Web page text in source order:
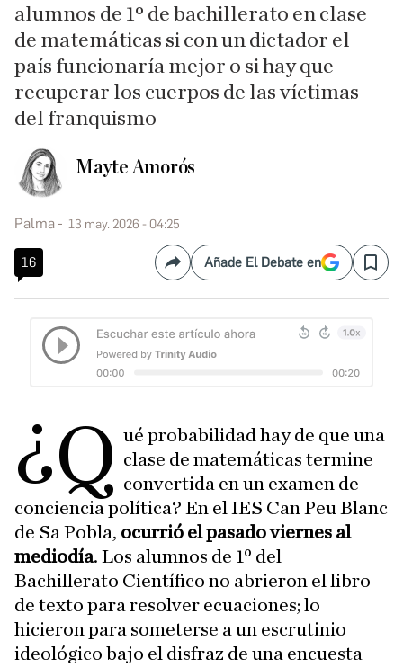
alumnos de 1º de bachillerato en clase
de matemáticas si con un dictador el
país funcionaría mejor o si hay que
recuperar los cuerpos de las víctimas
del franquismo
Mayte Amorós
Palma 13 may. 2026 - 04:25
16 CompartirAñade El Debate en Save
¿Q ué probabilidad hay de que una
clase de matemáticas termine
convertida en un examen de
conciencia política? En el IES Can Peu Blanc
de Sa Pobla, ocurrió el pasado viernes al
mediodía. Los alumnos de 1º del
Bachillerato Científico no abrieron el libro
de texto para resolver ecuaciones; lo
hicieron para someterse a un escrutinio
ideológico bajo el disfraz de una encuesta